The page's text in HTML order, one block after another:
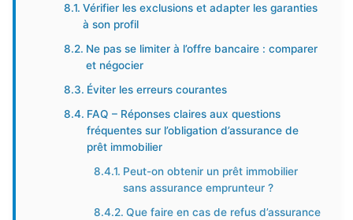
Vérifier les exclusions et adapter les garanties
à son profil
Ne pas se limiter à l’offre bancaire : comparer
et négocier
Éviter les erreurs courantes
FAQ – Réponses claires aux questions
fréquentes sur l’obligation d’assurance de
prêt immobilier
Peut-on obtenir un prêt immobilier
sans assurance emprunteur ?
Que faire en cas de refus d’assurance